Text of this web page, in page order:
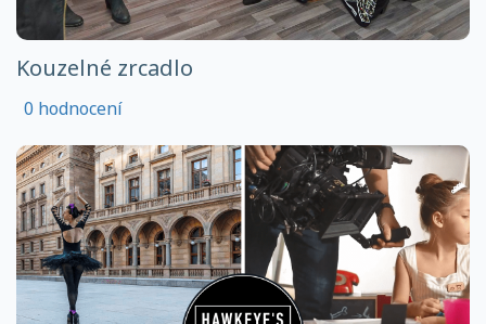
Kouzelné zrcadlo
0 hodnocení